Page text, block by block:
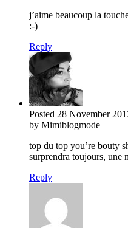
j’aime beaucoup la
:-)
Reply
Posted 28 November
by Mimiblogmode
top du top you’re bouty
surprendra toujours, une
Reply